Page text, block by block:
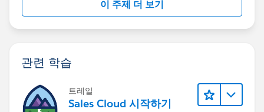
이 주제 더 보기
관련 학습
트레일
Sales Cloud 시작하기